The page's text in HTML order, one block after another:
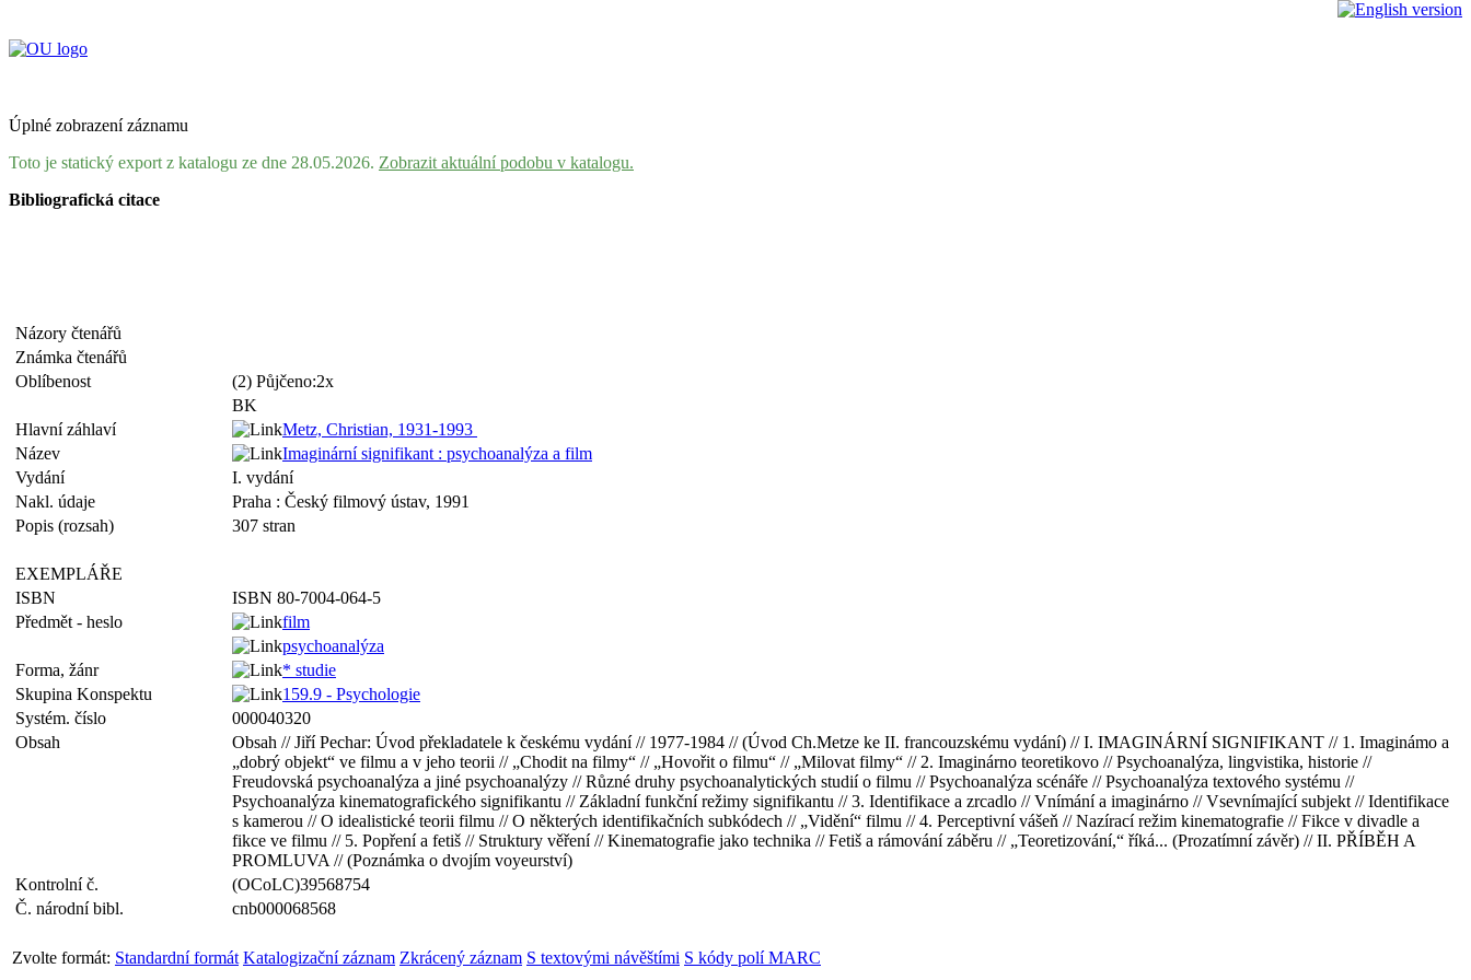
Úplné zobrazení záznamu
Toto je statický export z katalogu ze dne 28.05.2026. Zobrazit aktuální podobu v katalogu.
Bibliografická citace
Názory čtenářů
Známka čtenářů
Oblíbenost
(2) Půjčeno:2x
BK
Hlavní záhlaví
Metz, Christian, 1931-1993
Název
Imaginární signifikant : psychoanalýza a film
Vydání
I. vydání
Nakl. údaje
Praha : Český filmový ústav, 1991
Popis (rozsah)
307 stran
EXEMPLÁŘE
ISBN
ISBN 80-7004-064-5
Předmět - heslo
film
psychoanalýza
Forma, žánr
* studie
Skupina Konspektu
159.9 - Psychologie
Systém. číslo
000040320
Obsah
Obsah // Jiří Pechar: Úvod překladatele k českému vydání // 1977-1984 // (Úvod Ch.Metze ke II. francouzskému vydání) // I. IMAGINÁRNÍ SIGNIFIKANT // 1. Imaginámo a
„dobrý objekt“ ve filmu a v jeho teorii // „Chodit na filmy“ // „Hovořit o filmu“ // „Milovat filmy“ // 2. Imaginárno teoretikovo // Psychoanalýza, lingvistika, historie //
Freudovská psychoanalýza a jiné psychoanalýzy // Různé druhy psychoanalytických studií o filmu // Psychoanalýza scénáře // Psychoanalýza textového systému //
Psychoanalýza kinematografického signifikantu // Základní funkční režimy signifikantu // 3. Identifikace a zrcadlo // Vnímání a imaginárno // Vsevnímající subjekt // Identifikace
s kamerou // O idealistické teorii filmu // O některých identifikačních subkódech // „Vidění“ filmu // 4. Perceptivní vášeň // Nazírací režim kinematografie // Fikce v divadle a
fikce ve filmu // 5. Popření a fetiš // Struktury věření // Kinematografie jako technika // Fetiš a rámování záběru // „Teoretizování,“ říká... (Prozatímní závěr) // II. PŘÍBĚH A
PROMLUVA // (Poznámka o dvojím voyeurství)
Kontrolní č.
(OCoLC)39568754
Č. národní bibl.
cnb000068568
Zvolte formát: Standardní formát Katalogizační záznam Zkrácený záznam S textovými návěštími S kódy polí MARC